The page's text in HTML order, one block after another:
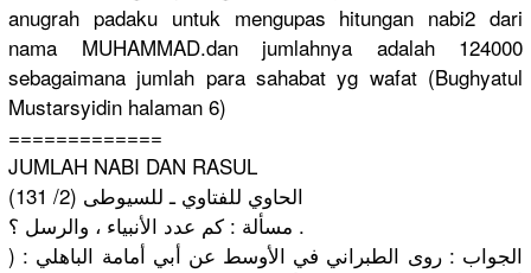
anugrah padaku untuk mengupas hitungan nabi2 dari
nama MUHAMMAD.dan jumlahnya adalah 124000
sebagaimana jumlah para sahabat yg wafat (Bughyatul
Mustarsyidin halaman 6)
=============
JUMLAH NABI DAN RASUL
الحاوي للفتاوي ـ للسيوطى (2/ 131)
مسألة : كم عدد الأنبياء ، والرسل ؟ .
الجواب : روى الطبراني في الأوسط عن أبي أمامة الباهلي : (